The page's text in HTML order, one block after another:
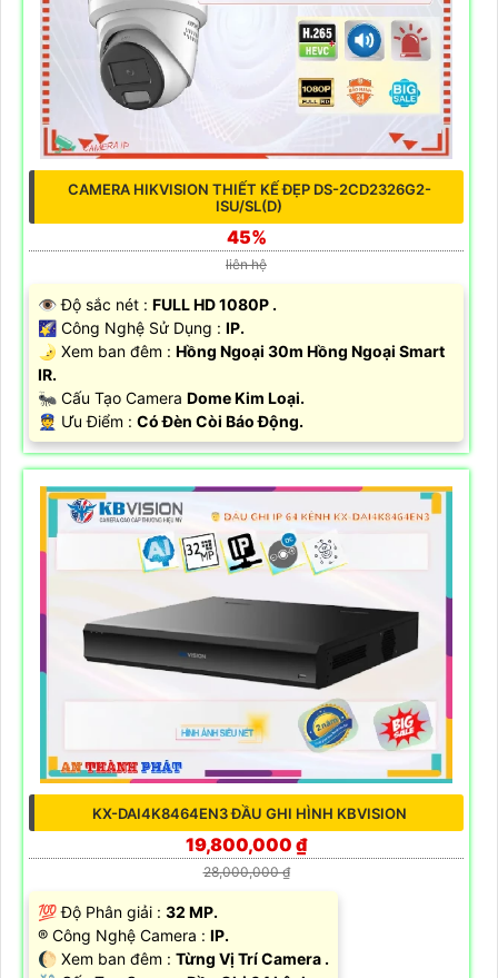
CAMERA HIKVISION THIẾT KẾ ĐẸP DS-2CD2326G2-
ISU/SL(D)
45%
liên hệ
👁 Độ sắc nét : FULL HD 1080P .
🌠 Công Nghệ Sử Dụng : IP.
🌛 Xem ban đêm : Hồng Ngoại 30m Hồng Ngoại Smart
IR.
🐜 Cấu Tạo Camera Dome Kim Loại.
️👮 Ưu Điểm : Có Đèn Còi Báo Động.
KX-DAI4K8464EN3 ĐẦU GHI HÌNH KBVISION
19,800,000 ₫
28,000,000 ₫
💯 Độ Phân giải : 32 MP.
®️ Công Nghệ Camera : IP.
🌔 Xem ban đêm : Từng Vị Trí Camera .